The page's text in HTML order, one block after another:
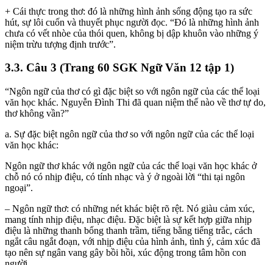
+ Cái thực trong thơ: đó là những hình ảnh sống động tạo ra sức
hút, sự lôi cuốn và thuyết phục người đọc. “Đó là những hình ảnh
chưa có vết nhòe của thói quen, không bị dập khuôn vào những ý
niệm trừu tượng định trước”.
3.3. Câu 3 (Trang 60 SGK Ngữ Văn 12 tập 1)
“Ngôn ngữ của thơ có gì đặc biệt so với ngôn ngữ của các thể loại
văn học khác. Nguyễn Đình Thi đã quan niệm thế nào về thơ tự do,
thơ không vần?”
a. Sự đặc biệt ngôn ngữ của thơ so với ngôn ngữ của các thể loại
văn học khác:
Ngôn ngữ thơ khác với ngôn ngữ của các thể loại văn học khác ở
chỗ nó có nhịp điệu, có tính nhạc và ý ở ngoài lời “thi tại ngôn
ngoại”.
– Ngôn ngữ thơ: có những nét khác biệt rõ rệt. Nó giàu cảm xúc,
mang tính nhịp điệu, nhạc điệu. Đặc biệt là sự kết hợp giữa nhịp
điệu là những thanh bổng thanh trầm, tiếng bằng tiếng trắc, cách
ngắt câu ngắt đoạn, với nhịp điệu của hình ảnh, tình ý, cảm xúc đã
tạo nên sự ngân vang gây bồi hồi, xúc động trong tâm hồn con